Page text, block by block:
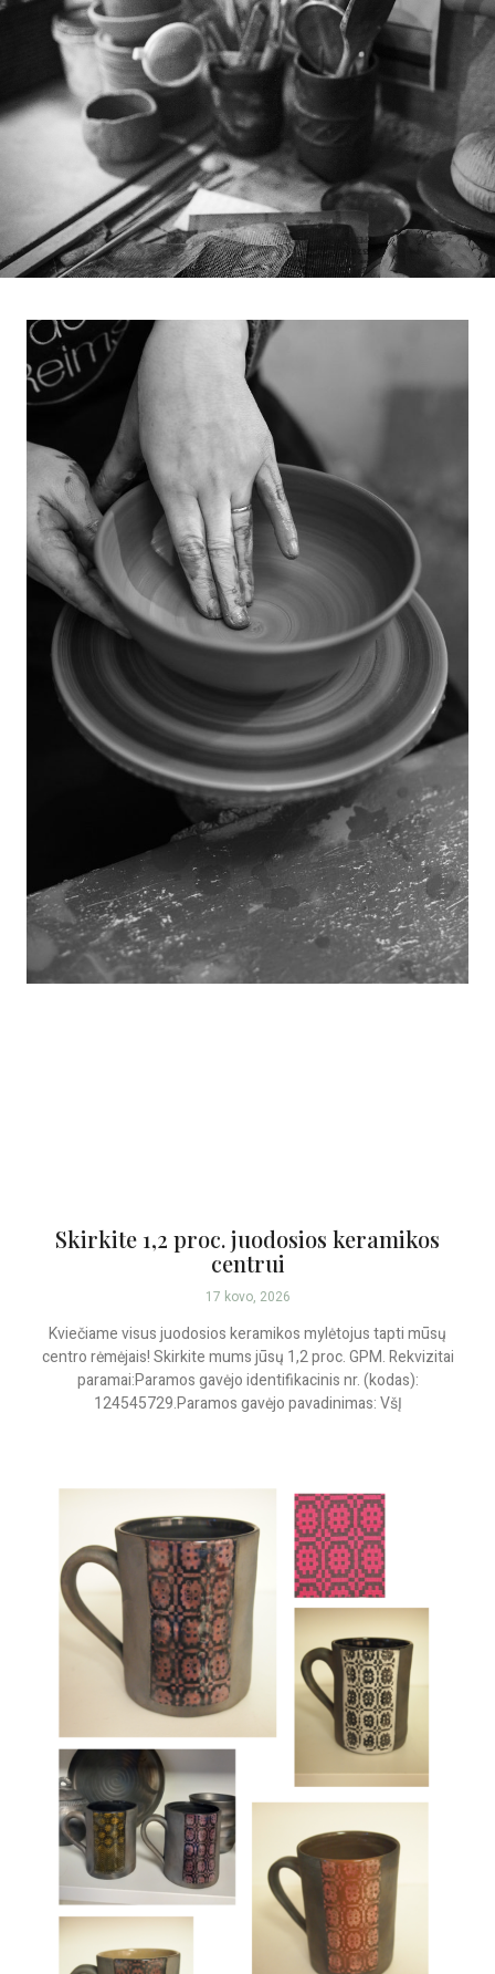
Skirkite 1,2 proc. juodosios keramikos
centrui
17 kovo, 2026
Kviečiame visus juodosios keramikos mylėtojus tapti mūsų
centro rėmėjais! Skirkite mums jūsų 1,2 proc. GPM. Rekvizitai
paramai:Paramos gavėjo identifikacinis nr. (kodas):
124545729.Paramos gavėjo pavadinimas: VšĮ